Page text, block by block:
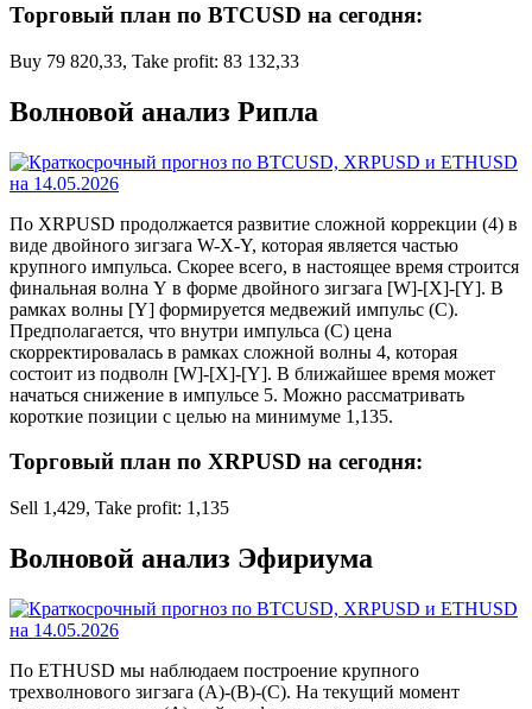
Торговый план по BTCUSD на сегодня:
Buy 79 820,33, Take profit: 83 132,33
Волновой анализ Рипла
По XRPUSD продолжается развитие сложной коррекции (4) в
виде двойного зигзага W-X-Y, которая является частью
крупного импульса. Скорее всего, в настоящее время строится
финальная волна Y в форме двойного зигзага [W]-[X]-[Y]. В
рамках волны [Y] формируется медвежий импульс (C).
Предполагается, что внутри импульса (C) цена
скорректировалась в рамках сложной волны 4, которая
состоит из подволн [W]-[X]-[Y]. В ближайшее время может
начаться снижение в импульсе 5. Можно рассматривать
короткие позиции с целью на минимуме 1,135.
Торговый план по XRPUSD на сегодня:
Sell 1,429, Take profit: 1,135
Волновой анализ Эфириума
По ETHUSD мы наблюдаем построение крупного
трехволнового зигзага (A)-(B)-(C). На текущий момент